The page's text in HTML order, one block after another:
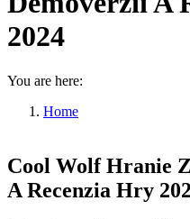
2024
You are here:
Home
Cool Wolf Hranie
A Recenzia Hry